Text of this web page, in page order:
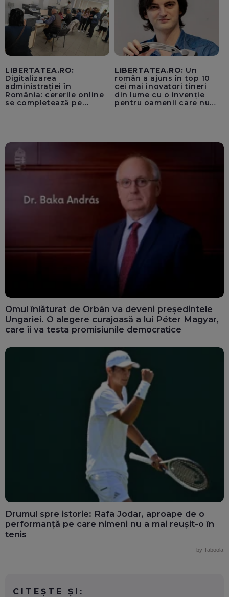
LIBERTATEA.RO:
Digitalizarea
administrației în
România: cererile online
se completează pe
LIBERTATEA.RO: Un
român a ajuns în top 10
cei mai inovatori tineri
din lume cu o invenție
pentru oamenii care nu
Omul înlăturat de Orbán va deveni președintele
Ungariei. O alegere curajoasă a lui Péter Magyar,
care îi va testa promisiunile democratice
Drumul spre istorie: Rafa Jodar, aproape de o
performanță pe care nimeni nu a mai reușit-o în
tenis
by Taboola
CITEȘTE ȘI: